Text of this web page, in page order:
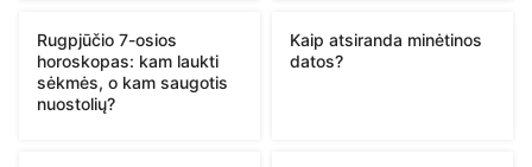
Rugpjūčio 7-osios
horoskopas: kam laukti
sėkmės, o kam saugotis
nuostolių?
Kaip atsiranda minėtinos
datos?